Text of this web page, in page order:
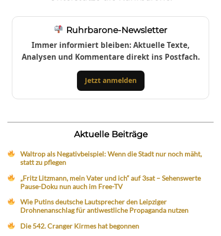
Ruhrbarone-Newsletter
Immer informiert bleiben: Aktuelle Texte,
Analysen und Kommentare direkt ins Postfach.
Jetzt anmelden
Aktuelle Beiträge
Waltrop als Negativbeispiel: Wenn die Stadt nur noch mäht,
statt zu pflegen
„Fritz Litzmann, mein Vater und ich“ auf 3sat – Sehenswerte
Pause-Doku nun auch im Free-TV
Wie Putins deutsche Lautsprecher den Leipziger
Drohnenanschlag für antiwestliche Propaganda nutzen
Die 542. Cranger Kirmes hat begonnen